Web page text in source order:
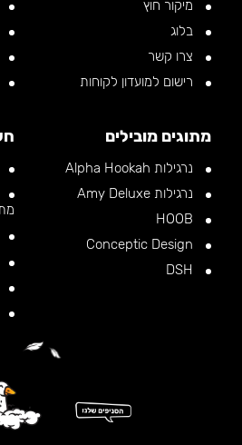
מיקור חוץ
בלוג
צרו קשר
רישום למועדון לקוחות
מתוגים מובילים
נרגילות Alpha Hookah
נרגילות Amy Deluxe